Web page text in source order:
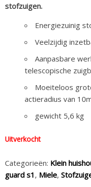
stofzuigen.
Energiezuinig
Veelzijdig
Aanpasbare
telescopische
Moeiteloos
actieradius van
gewicht 5,6 kg
Uitverkocht
Categorieën: Klein
guard s1 , Miele,